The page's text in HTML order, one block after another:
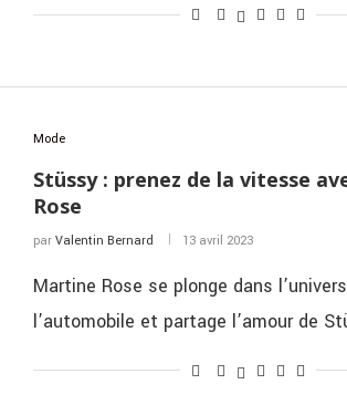
Mode
Stüssy : prenez de la vitesse
Rose
par Valentin Bernard 13 avril 2023
Martine Rose se plonge dans
l’automobile et partage l’amour de